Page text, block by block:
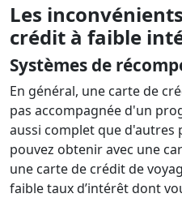
Les
crédit à faible
Systèmes de
En général, une carte de
pas accompagnée d'un
aussi complet que d'autres
pouvez obtenir avec une
une carte de crédit de
faible taux d’intérêt dont